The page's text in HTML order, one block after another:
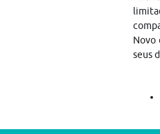
Novo
seus